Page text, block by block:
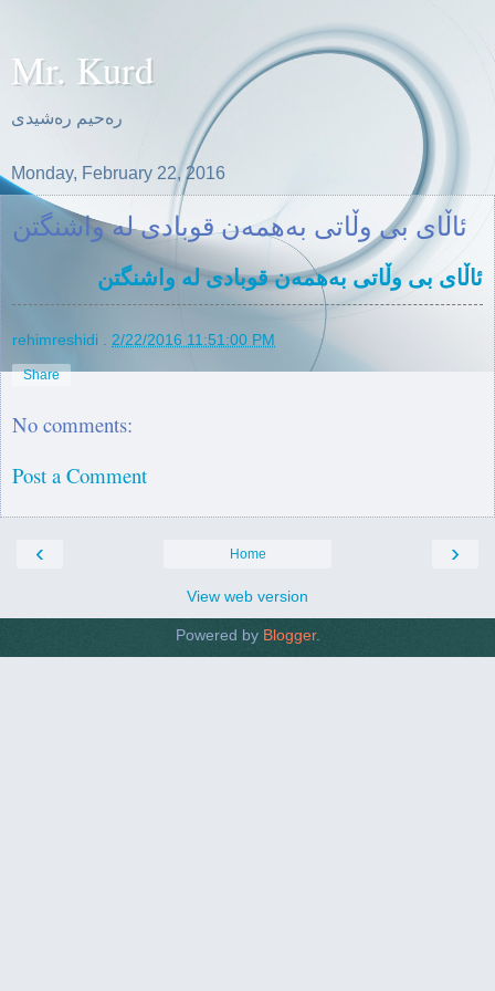
Mr. Kurd
ره‌حیم ره‌شیدی
Monday, February 22, 2016
ئاڵای بی وڵاتی بەهمەن قوبادی لە واشنگتن
ئاڵای بی وڵاتی بەهمەن قوبادی لە واشنگتن
rehimreshidi 2/22/2016 11:51:00 PM
Share
No comments:
Post a Comment
‹ ›
Home
View web version
Powered by Blogger.